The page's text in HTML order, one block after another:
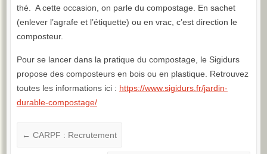
thé. A cette occasion, on parle du compostage. En sachet
(enlever l’agrafe et l’étiquette) ou en vrac, c’est direction le
composteur.
Pour se lancer dans la pratique du compostage, le Sigidurs
propose des composteurs en bois ou en plastique. Retrouvez
toutes les informations ici : https://www.sigidurs.fr/jardin-
durable-compostage/
← CARPF : Recrutement